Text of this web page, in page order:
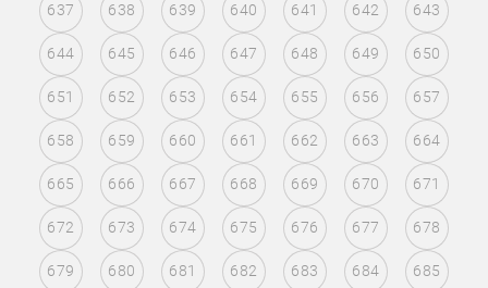
637 638 639 640 641 642 643
644 645 646 647 648 649 650
651 652 653 654 655 656 657
658 659 660 661 662 663 664
665 666 667 668 669 670 671
672 673 674 675 676 677 678
679 680 681 682 683 684 685